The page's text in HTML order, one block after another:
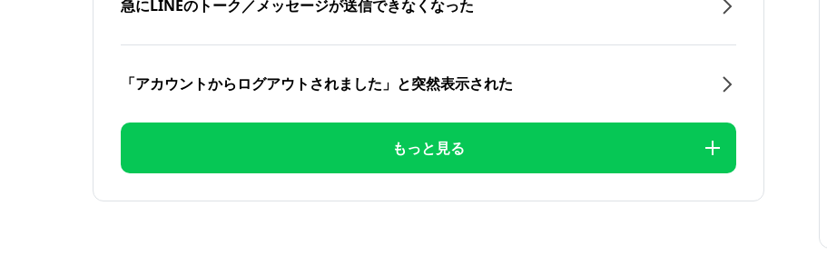
急にLINEのトーク／メッセージが送信できなくなった
「アカウントからログアウトされました」と突然表示された
もっと見る